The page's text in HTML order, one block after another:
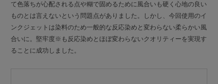
て色落ちが心配される点や糊で固めるために風合いも硬く心地の良い
ものとは言えないという問題点がありました。しかし、今回使用のイ
ンクジェットは染料のため一般的な反応染めと変わらない柔らかい風
合いに。堅牢度※も反応染めとほぼ変わらないクオリティーを実現す
ることに成功しました。